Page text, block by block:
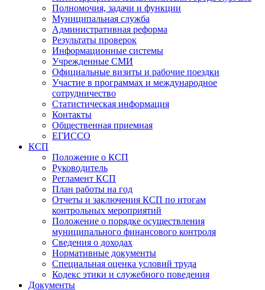
Полномочия, задачи и функции
Муниципальная служба
Административная реформа
Результаты проверок
Информационные системы
Учрежденные СМИ
Официальные визиты и рабочие поездки
Участие в программах и международное
сотрудничество
Статистическая информация
Контакты
Общественная приемная
ЕГИССО
КСП
Положение о КСП
Руководитель
Регламент КСП
План работы на год
Отчеты и заключения КСП по итогам
контрольных мероприятий
Положение о порядке осуществления
муниципального финансового контроля
Сведения о доходах
Нормативные документы
Специальная оценка условий труда
Кодекс этики и служебного поведения
Документы